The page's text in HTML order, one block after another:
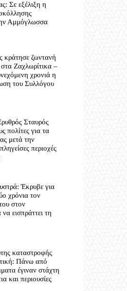
Σε εξέλιξη η
Αμμόγλωσσα
κράτησε ζωντανή
Ζαχλωρίτικα –
χρονιά η
του Συλλόγου
Σταυρός
πολίτες για τα
μετά την
περιοχές
Έκρυβε για
χρόνια τον
στον
εισπράττει τη
καταστροφής
Πάνω από
έγιναν στάχτη
και περιουσίες